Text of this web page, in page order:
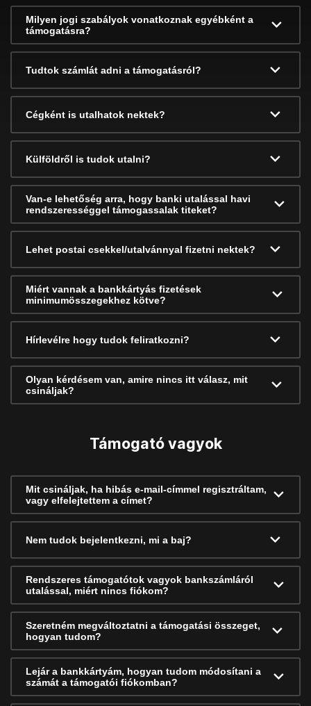
Milyen jogi szabályok vonatkoznak egyébként a
támogatásra?
Tudtok számlát adni a támogatásról?
Cégként is utalhatok nektek?
Külföldről is tudok utalni?
Van-e lehetőség arra, hogy banki utalással havi
rendszerességgel támogassalak titeket?
Lehet postai csekkel/utalvánnyal fizetni nektek?
Miért vannak a bankkártyás fizetések
minimumösszegekhez kötve?
Hírlevélre hogy tudok feliratkozni?
Olyan kérdésem van, amire nincs itt válasz, mit
csináljak?
Támogató vagyok
Mit csináljak, ha hibás e-mail-címmel regisztráltam,
vagy elfelejtettem a címet?
Nem tudok bejelentkezni, mi a baj?
Rendszeres támogatótok vagyok bankszámláról
utalással, miért nincs fiókom?
Szeretném megváltoztatni a támogatási összeget,
hogyan tudom?
Lejár a bankkártyám, hogyan tudom módosítani a
számát a támogatói fiókomban?